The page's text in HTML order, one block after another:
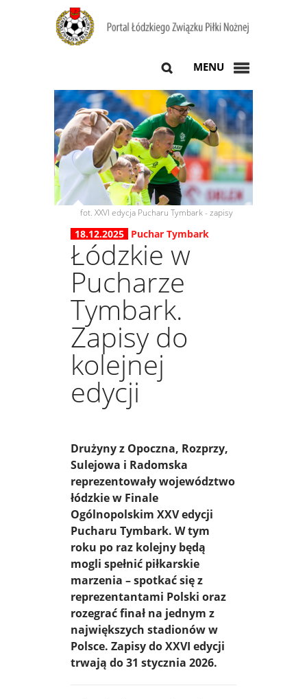
MENU
fot. XXVI edycja Pucharu Tymbark - zapisy
18.12.2025 Puchar Tymbark
Łódzkie w
Pucharze
Tymbark.
Zapisy do
kolejnej
edycji
Drużyny z Opoczna, Rozprzy,
Sulejowa i Radomska
reprezentowały województwo
łódzkie w Finale
Ogólnopolskim XXV edycji
Pucharu Tymbark. W tym
roku po raz kolejny będą
mogli spełnić piłkarskie
marzenia – spotkać się z
reprezentantami Polski oraz
rozegrać finał na jednym z
największych stadionów w
Polsce. Zapisy do XXVI edycji
trwają do 31 stycznia 2026.